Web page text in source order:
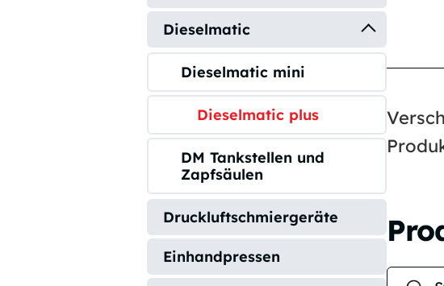
Dieselmatic
Dieselmatic mini
Dieselmatic plus
DM Tankstellen und
Zapfsäulen
Druckluftschmiergeräte
Einhandpressen